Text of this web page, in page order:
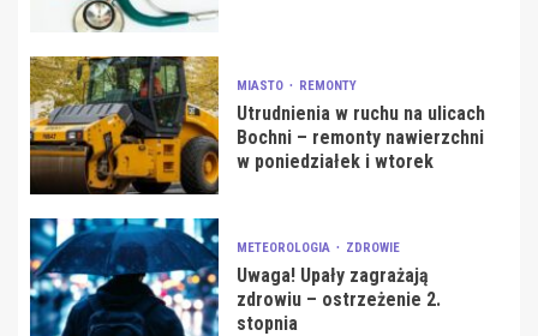
MIASTO REMONTY
Utrudnienia w ruchu na ulicach
Bochni – remonty nawierzchni
w poniedziałek i wtorek
METEOROLOGIA ZDROWIE
Uwaga! Upały zagrażają
zdrowiu – ostrzeżenie 2.
stopnia